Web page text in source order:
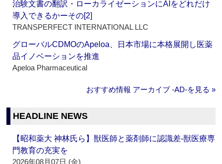
治験文書の翻訳・ローカライゼーションにAIをどれだけ
導入できるかーその[2]
TRANSPERFECT INTERNATIONAL LLC
グローバルCDMOのApeloa、日本市場に本格展開し医薬
品イノベーションを推進
Apeloa Pharmaceutical
おすすめ情報 アーカイブ ‐AD‐を見る »
HEADLINE NEWS
【昭和薬大 神林氏ら】獣医師と薬剤師に認識差‐獣医療専
門教育の充実を
2026年08月07日 (金)